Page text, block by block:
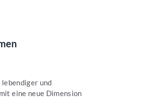
und
eine neue Dimension